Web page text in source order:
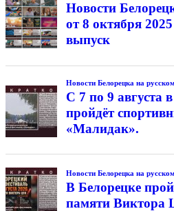
Новости
от 8 октября
выпуск
Новости Белорецка на
С 7 по 9 августа
пройдёт
«Малидак».
Новости Белорецка на
В Белорецке
памяти Виктора